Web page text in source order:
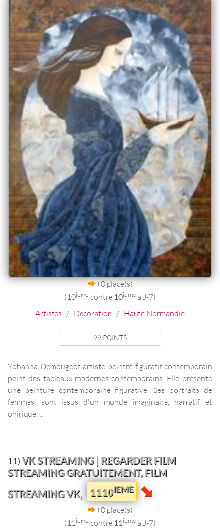
+0 place(s)
(10ieme contre 10ieme à J-7)
Artistes / Décoration / Haute Normandie
99 POINTS
Yohanna Demougeot artiste peintre figuratif contemporain
peint des tableaux modernes contemporains. Elle présente
une peinture contemporaine figurative. Ses portraits de
femmes, sont issus d'un monde imaginaire, narratif et
onirique. ...
11)VK STREAMING | REGARDER FILM
STREAMING GRATUITEMENT, FILM
STREAMING VK,
1110IEME
+0 place(s)
(11 ieme contre 11ieme à J-7)